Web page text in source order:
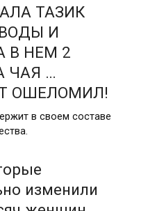
ТАЗИК
И
В НЕМ 2
ЧАЯ …
ОШЕЛОМИЛ!
в своем составе
изменили